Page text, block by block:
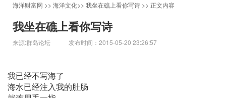
海洋财富网 >> 海洋文化>> 我坐在礁上看你写诗 >> 正文内容
我坐在礁上看你写诗
来源:群岛论坛 发布时间：2015-05-20 23:26:57
我已经不写海了
海水已经注入我的肚肠